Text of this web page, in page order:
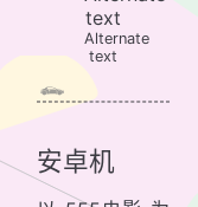
Alternate
text
安卓机